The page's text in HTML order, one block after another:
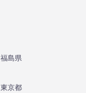
福島県
東京都